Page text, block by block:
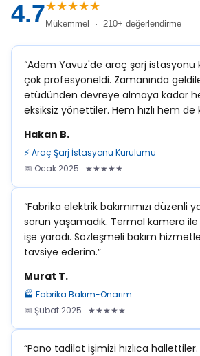
4.7★★★★★
Mükemmel · 210+ değerlendirme
“Adem Yavuz'de araç şarj
çok profesyoneldi. Zamanında
etüdünden devreye almaya kadar
eksiksiz yönettiler. Hem hızlı hem de
Hakan B.
⚡ Araç Şarj İstasyonu Kurulumu
📅 Ocak 2025 ★★★★★
“Fabrika elektrik bakımımızı düzenli
sorun yaşamadık. Termal kamera
işe yaradı. Sözleşmeli bakım
tavsiye ederim.”
Murat T.
🏭 Fabrika Bakım-Onarım
📅 Şubat 2025 ★★★★★
“Pano tadilat işimizi hızlıca